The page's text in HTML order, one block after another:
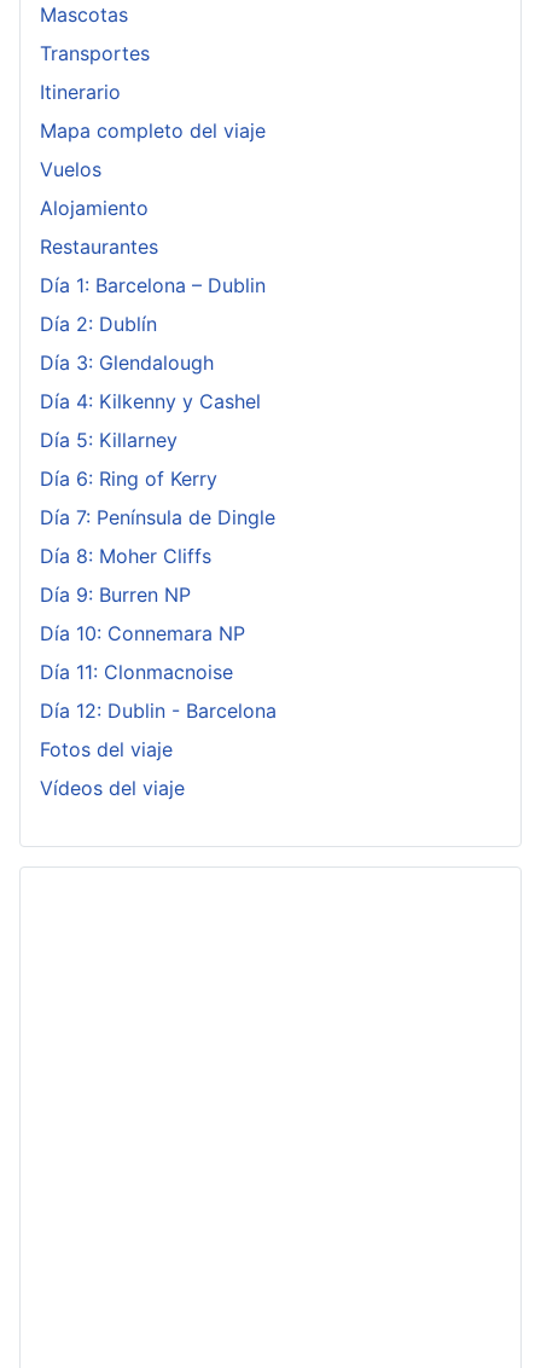
Mascotas
Transportes
Itinerario
Mapa completo del viaje
Vuelos
Alojamiento
Restaurantes
Día 1: Barcelona – Dublin
Día 2: Dublín
Día 3: Glendalough
Día 4: Kilkenny y Cashel
Día 5: Killarney
Día 6: Ring of Kerry
Día 7: Península de Dingle
Día 8: Moher Cliffs
Día 9: Burren NP
Día 10: Connemara NP
Día 11: Clonmacnoise
Día 12: Dublin - Barcelona
Fotos del viaje
Vídeos del viaje